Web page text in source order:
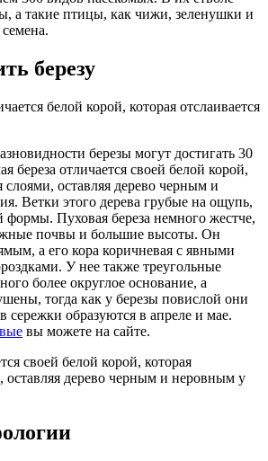
а такие птицы, как чижи, зеленушки и
березу
белой корой, которая отслаивается
березы могут достигать 30
береза ​​отличается своей белой корой,
слоями, оставляя дерево черным и
Ветки этого дерева грубые на ощупь,
формы. Пуховая береза ​​немного жестче,
почвы и большие высоты. Он
а его кора коричневая с явными
У нее также треугольные
более округлое основание, а
тогда как у березы повислой они
сережки образуются в апреле и мае.
вы можете на сайте.
своей белой корой, которая
оставляя дерево черным и неровным у